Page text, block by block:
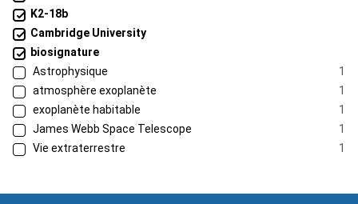
K2-18b
Cambridge University
biosignature
Astrophysique
1
atmosphère exoplanète
1
exoplanète habitable
1
James Webb Space Telescope
1
Vie extraterrestre
1